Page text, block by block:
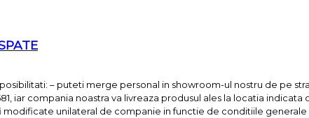
– puteti merge personal in showroom-ul nostru de pe
iar compania noastra va livreaza produsul ales la locatia indicata
unilateral de companie in functie de conditiile generale